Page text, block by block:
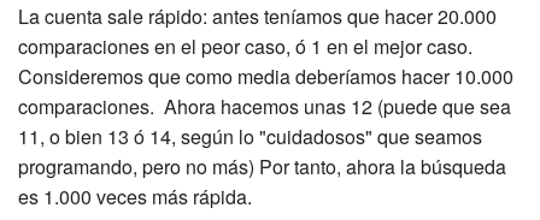
La cuenta sale rápido: antes teníamos que hacer 20.000
comparaciones en el peor caso, ó 1 en el mejor caso.
Consideremos que como media deberíamos hacer 10.000
comparaciones. Ahora hacemos unas 12 (puede que sea
11, o bien 13 ó 14, según lo "cuidadosos" que seamos
programando, pero no más) Por tanto, ahora la búsqueda
es 1.000 veces más rápida.